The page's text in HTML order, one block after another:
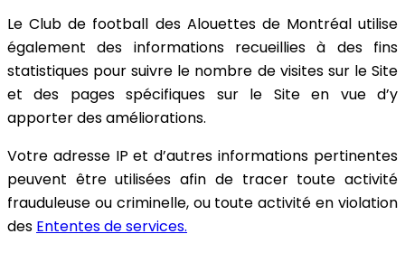
Le Club de football des Alouettes de Montréal utilise
également des informations recueillies à des fins
statistiques pour suivre le nombre de visites sur le Site
et des pages spécifiques sur le Site en vue d’y
apporter des améliorations.
Votre adresse IP et d’autres informations pertinentes
peuvent être utilisées afin de tracer toute activité
frauduleuse ou criminelle, ou toute activité en violation
desEntentes de services.